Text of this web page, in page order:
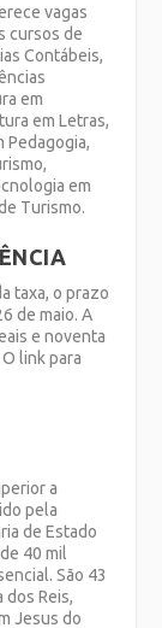
vagas
cursos de
Contábeis,
em
em Letras,
Pedagogia,
em
Turismo.
taxa, o prazo
de maio. A
e noventa
link para
a
pela
de Estado
40 mil
São 43
dos Reis,
Jesus do